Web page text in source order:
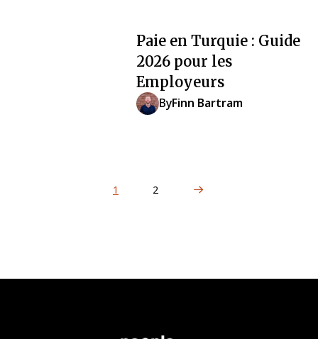
Paie en Turquie : Guide
2026 pour les
Employeurs
ByFinn Bartram
1 2